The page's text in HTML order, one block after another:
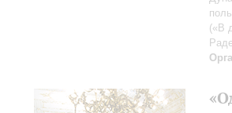
(«В